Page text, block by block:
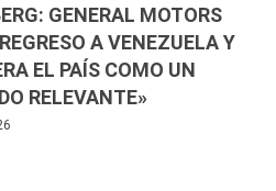
GENERAL MOTORS
A VENEZUELA Y
EL PAÍS COMO UN
RELEVANTE»